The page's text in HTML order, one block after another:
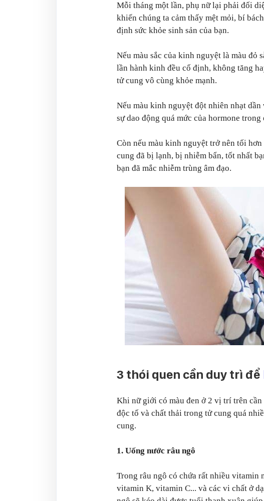
Mỗi tháng một lần, phụ nữ lại phải đối
khiến chúng ta cảm thấy mệt mỏi, bí
định sức khỏe sinh sản của bạn.
Nếu màu sắc của kinh nguyệt là màu đỏ
lần hành kinh đều cố định, không tăng
tử cung vô cùng khỏe mạnh.
Nếu màu kinh nguyệt đột nhiên nhạt
sự dao động quá mức của hormone
Còn nếu màu kinh nguyệt trở nên tối
cung đã bị lạnh, bị nhiễm bẩn, tốt nhất
bạn đã mắc nhiễm trùng âm đạo.
3 thói quen cần duy trì để
Khi nữ giới có màu đen ở 2 vị trí trên
độc tố và chất thải trong tử cung quá
cung.
1. Uống nước râu ngô
Trong râu ngô có chứa rất nhiều
vitamin K, vitamin C... và các vi chất ở